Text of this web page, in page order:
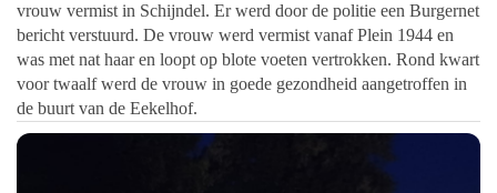
vrouw vermist in Schijndel. Er werd door de politie een Burgernet
bericht verstuurd. De vrouw werd vermist vanaf Plein 1944 en
was met nat haar en loopt op blote voeten vertrokken. Rond kwart
voor twaalf werd de vrouw in goede gezondheid aangetroffen in
de buurt van de Eekelhof.